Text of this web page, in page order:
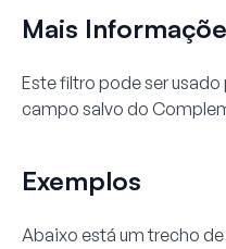
Mais
Este filtro pode ser usado
campo salvo do
Exemplos
Abaixo está um trecho